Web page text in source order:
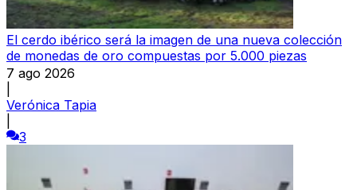
El cerdo ibérico será la imagen de una nueva colección
de monedas de oro compuestas por 5.000 piezas
7 ago 2026
Verónica Tapia
3